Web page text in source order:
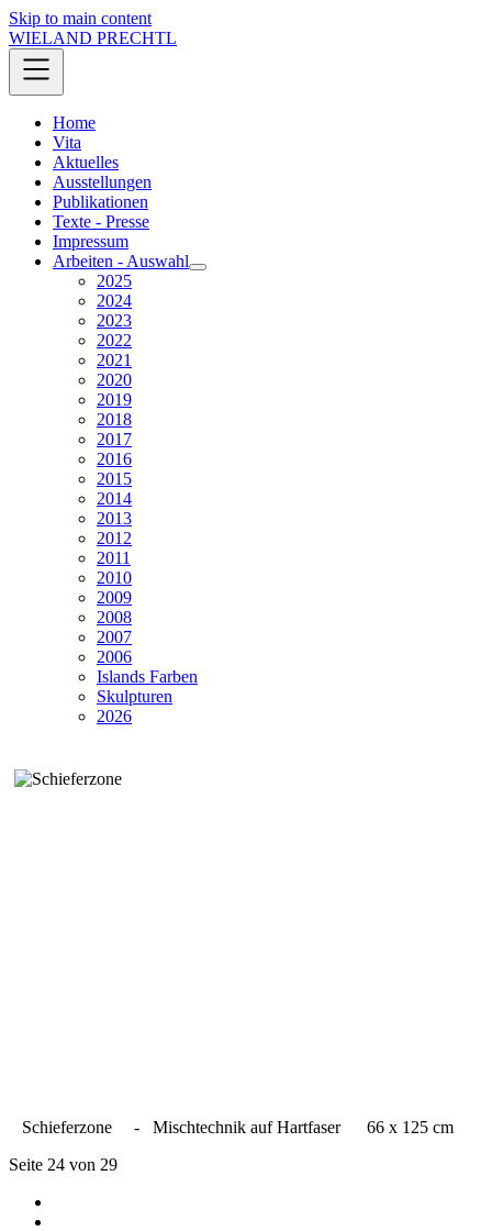
Skip to main content
WIELAND PRECHTL
Home
Vita
Aktuelles
Ausstellungen
Publikationen
Texte - Presse
Impressum
Arbeiten - Auswahl
2025
2024
2023
2022
2021
2020
2019
2018
2017
2016
2015
2014
2013
2012
2011
2010
2009
2008
2007
2006
Islands Farben
Skulpturen
2026
Schieferzone - Mischtechnik auf Hartfaser 66 x 125 cm
Seite 24 von 29